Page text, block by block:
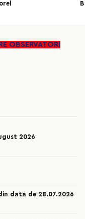
B
OBSERVATORI
2026
data de 28.07.2026